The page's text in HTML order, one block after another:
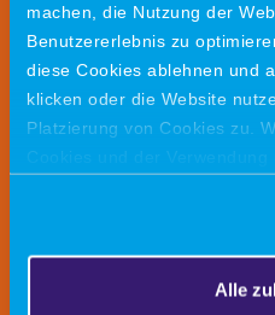
machen, die Nutzung der
Benutzererlebnis zu
diese Cookies ablehnen und
klicken oder die Website
Platzierung von Cookies zu.
Cookies und der Verwendung
Alle
Hohe Glaubwürdigkeit
Verständnis für
Branche
Vertriebsorientierung in